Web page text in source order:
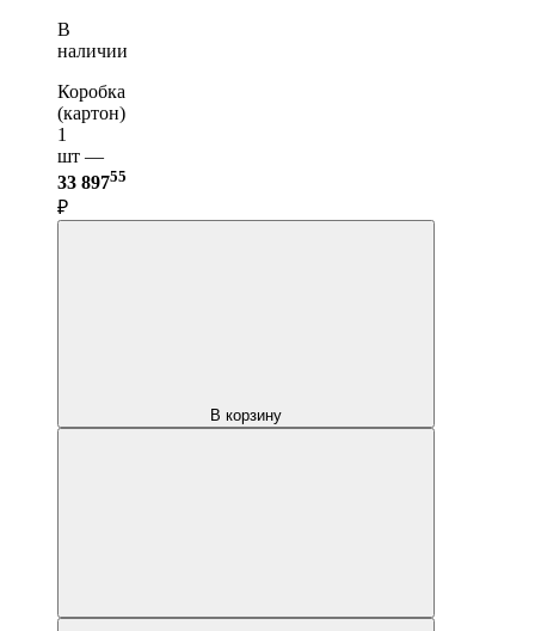
В
наличии
Коробка
(картон)
1
шт —
33 89755
₽
В корзину